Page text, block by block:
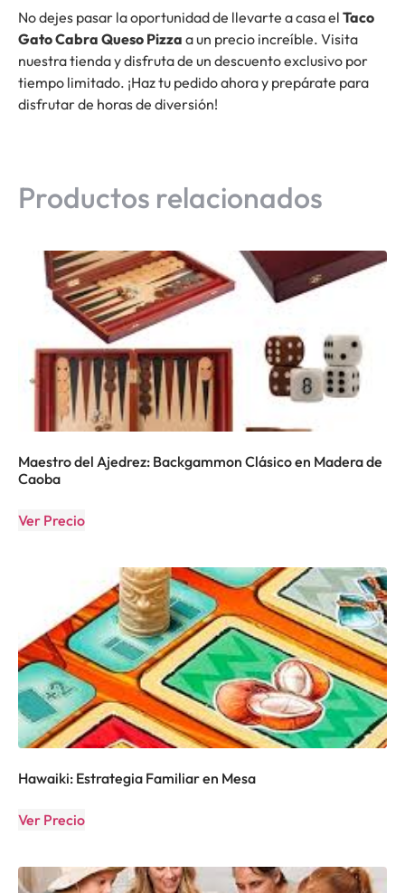
No dejes pasar la oportunidad de llevarte a casa el Taco
Gato Cabra Queso Pizza a un precio increíble. Visita
nuestra tienda y disfruta de un descuento exclusivo por
tiempo limitado. ¡Haz tu pedido ahora y prepárate para
disfrutar de horas de diversión!
Productos relacionados
Maestro del Ajedrez: Backgammon Clásico en Madera de
Caoba
Ver Precio
Hawaiki: Estrategia Familiar en Mesa
Ver Precio